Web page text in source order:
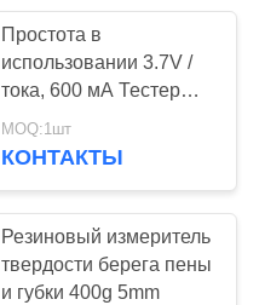
Простота в
использовании 3.7V /
тока, 600 мА Тестеры
твердости
портативный RHL30
MOQ:1шт
КОНТАКТЫ
Резиновый измеритель
твердости берега пены
и губки 400g 5mm